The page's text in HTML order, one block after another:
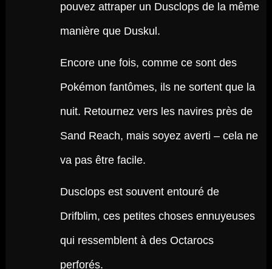
pouvez attraper un Dusclops de la même
manière que Duskul.
Encore une fois, comme ce sont des
Pokémon fantômes, ils ne sortent que la
nuit. Retournez vers les navires près de
Sand Reach, mais soyez averti – cela ne
va pas être facile.
Dusclops est souvent entouré de
Drifblim, ces petites choses ennuyeuses
qui ressemblent à des Octarocs
perforés.